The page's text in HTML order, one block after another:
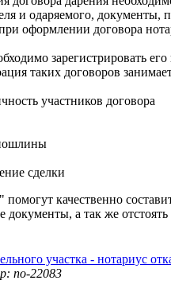
и одаряемого,
оформлении договора
зарегистрировать
таких договоров
участников договора
сделки
качественно
документы, а так же
участка - нотариус
no-22083